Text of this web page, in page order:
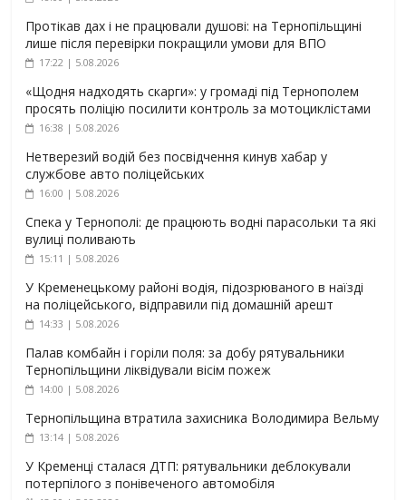
Протікав дах і не працювали душові: на Тернопільщині
лише після перевірки покращили умови для ВПО
17:22 | 5.08.2026
«Щодня надходять скарги»: у громаді під Тернополем
просять поліцію посилити контроль за мотоциклістами
16:38 | 5.08.2026
Нетверезий водій без посвідчення кинув хабар у
службове авто поліцейських
16:00 | 5.08.2026
Спека у Тернополі: де працюють водні парасольки та які
вулиці поливають
15:11 | 5.08.2026
У Кременецькому районі водія, підозрюваного в наїзді
на поліцейського, відправили під домашній арешт
14:33 | 5.08.2026
Палав комбайн і горіли поля: за добу рятувальники
Тернопільщини ліквідували вісім пожеж
14:00 | 5.08.2026
Тернопільщина втратила захисника Володимира Вельму
13:14 | 5.08.2026
У Кременці сталася ДТП: рятувальники деблокували
потерпілого з понівеченого автомобіля